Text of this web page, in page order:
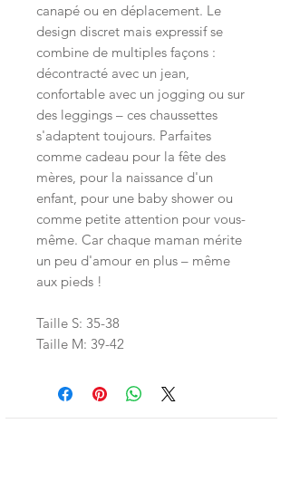
canapé ou en déplacement. Le
design discret mais expressif se
combine de multiples façons :
décontracté avec un jean,
confortable avec un jogging ou sur
des leggings – ces chaussettes
s'adaptent toujours. Parfaites
comme cadeau pour la fête des
mères, pour la naissance d'un
enfant, pour une baby shower ou
comme petite attention pour vous-
même. Car chaque maman mérite
un peu d'amour en plus – même
aux pieds !
Taille S: 35-38
Taille M: 39-42